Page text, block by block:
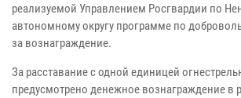
реализуемой Управлением Росгвардии по
автономному округу программе по
за вознаграждение.
За расставание с одной единицей
предусмотрено денежное вознаграждение в